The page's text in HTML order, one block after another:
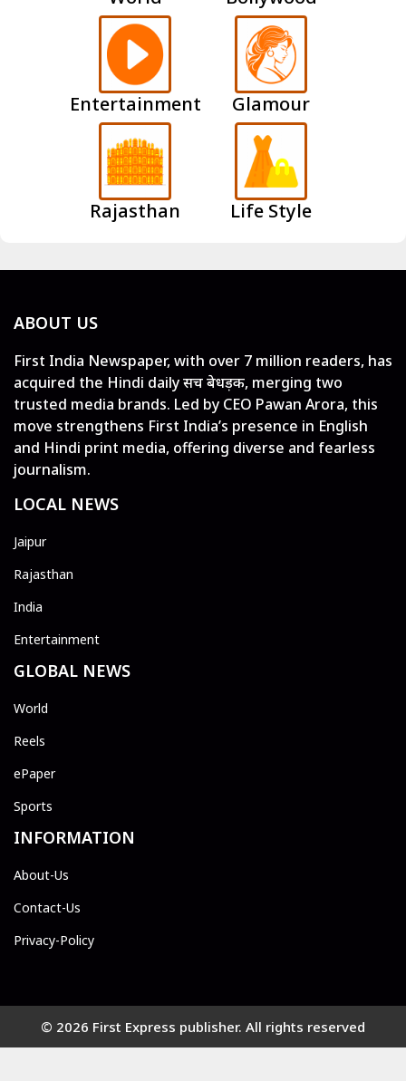
Entertainment Glamour
Rajasthan Life Style
ABOUT US
First India Newspaper, with over 7 million readers, has
acquired the Hindi daily सच बेधड़क, merging two
trusted media brands. Led by CEO Pawan Arora, this
move strengthens First India’s presence in English
and Hindi print media, offering diverse and fearless
journalism.
LOCAL NEWS
Jaipur
Rajasthan
India
Entertainment
GLOBAL NEWS
World
Reels
ePaper
Sports
INFORMATION
About-Us
Contact-Us
Privacy-Policy
© 2026 First Express publisher. All rights reserved